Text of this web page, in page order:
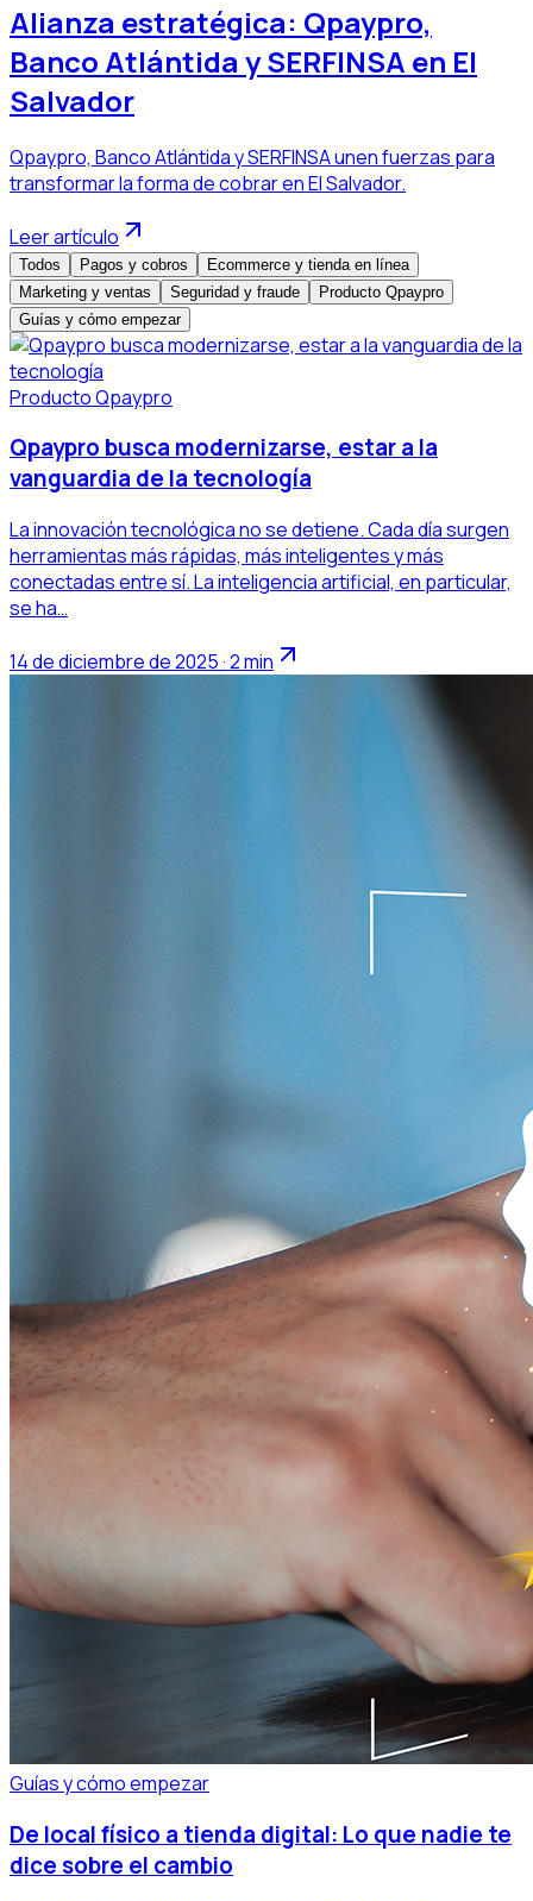
Alianza estratégica: Qpaypro,
Banco Atlántida y SERFINSA en El
Salvador
Qpaypro, Banco Atlántida y SERFINSA unen fuerzas para
transformar la forma de cobrar en El Salvador.
Leer artículo
Todos Pagos y cobros
Ecommerce y tienda en línea
Marketing y ventas
Seguridad y fraude
Producto Qpaypro
Guías y cómo empezar
Producto Qpaypro
Qpaypro busca modernizarse, estar a la
vanguardia de la tecnología
La innovación tecnológica no se detiene. Cada día surgen
herramientas más rápidas, más inteligentes y más
conectadas entre sí. La inteligencia artificial, en particular,
se ha…
14 de diciembre de 2025 · 2 min
Guías y cómo empezar
De local físico a tienda digital: Lo que nadie te
dice sobre el cambio